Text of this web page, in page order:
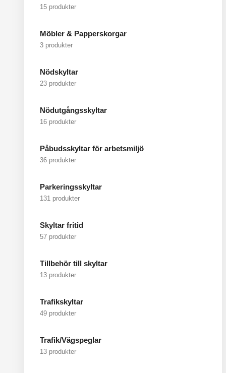
15 produkter
Möbler & Papperskorgar
3 produkter
Nödskyltar
23 produkter
Nödutgångsskyltar
16 produkter
Påbudsskyltar för arbetsmiljö
36 produkter
Parkeringsskyltar
131 produkter
Skyltar fritid
57 produkter
Tillbehör till skyltar
13 produkter
Trafikskyltar
49 produkter
Trafik/Vägspeglar
13 produkter